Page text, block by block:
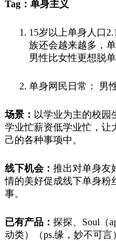
Tag： 单身主义
15岁以上单身人口
族还会越来越多，
男性比女性更想脱单
单身网民日常： 男
场景： 以学业为主的校园
学业忙薪资低学业忙，让
己的各种事项中。
线下机会： 推出对单身友
情的美好促成线下单身粉
事。
已有产品： 探探、Soul（
动类）（ps.缘，妙不可言